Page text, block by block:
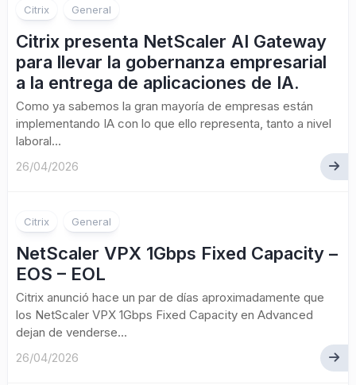
Citrix General
Citrix presenta NetScaler AI Gateway
para llevar la gobernanza empresarial
a la entrega de aplicaciones de IA.
Como ya sabemos la gran mayoría de empresas están
implementando IA con lo que ello representa, tanto a nivel
laboral...
26/04/2026
Citrix General
NetScaler VPX 1Gbps Fixed Capacity –
EOS – EOL
Citrix anunció hace un par de días aproximadamente que
los NetScaler VPX 1Gbps Fixed Capacity en Advanced
dejan de venderse...
26/04/2026